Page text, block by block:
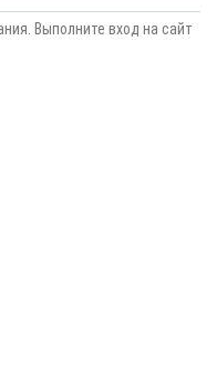
Выполните вход на сайт